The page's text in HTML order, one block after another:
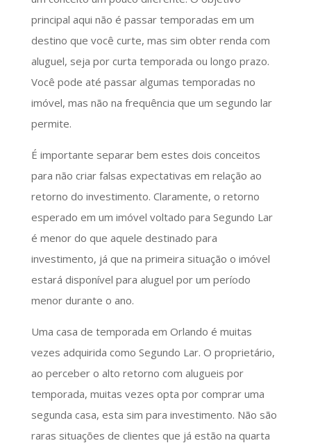
principal aqui não é passar temporadas em um
destino que você curte, mas sim obter renda com
aluguel, seja por curta temporada ou longo prazo.
Você pode até passar algumas temporadas no
imóvel, mas não na frequência que um segundo lar
permite.
É importante separar bem estes dois conceitos
para não criar falsas expectativas em relação ao
retorno do investimento. Claramente, o retorno
esperado em um imóvel voltado para Segundo Lar
é menor do que aquele destinado para
investimento, já que na primeira situação o imóvel
estará disponível para aluguel por um período
menor durante o ano.
Uma casa de temporada em Orlando é muitas
vezes adquirida como Segundo Lar. O proprietário,
ao perceber o alto retorno com alugueis por
temporada, muitas vezes opta por comprar uma
segunda casa, esta sim para investimento. Não são
raras situações de clientes que já estão na quarta